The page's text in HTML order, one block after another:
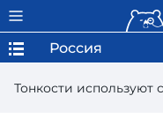
Тонкости используют
Россия